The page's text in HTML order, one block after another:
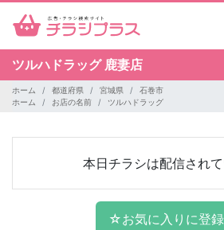
ツルハドラッグ 鹿妻店
ホーム 都道府県 宮城県
石巻市
ホーム
お店の名前 ツルハドラッグ
本日チラシは配信され